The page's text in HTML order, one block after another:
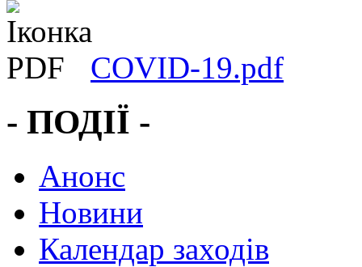
СOVID-19.pdf
- ПОДІЇ -
Анонс
Новини
Календар заходів